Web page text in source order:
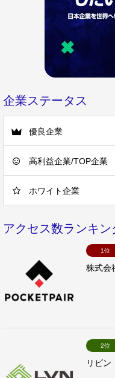
企業ステータス
優良企業
高利益企業/TOP企業
ホワイト企業
アクセス数ランキン
1位
株式会
2位
リビン